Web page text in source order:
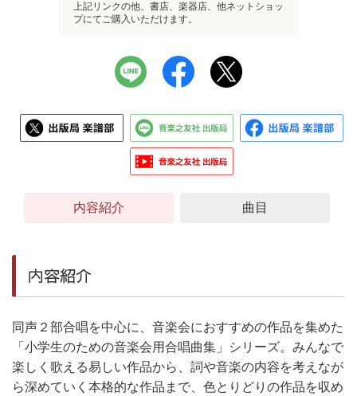
上記リンクの他、書店、楽器店、他ネットショッ
プにてご購入いただけます。
内容紹介 曲目
内容紹介
同声２部合唱を中心に、音楽会におすすめの作品を集めた
「小学生のための音楽会用合唱曲集」シリーズ。みんなで
楽しく歌える易しい作品から、詞や音楽の内容を考えなが
ら深めていく本格的な作品まで、色とりどりの作品を収め